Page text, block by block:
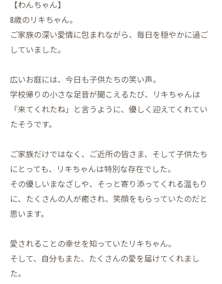
【わんちゃん】
8歳のリキちゃん。
ご家族の深い愛情に包まれながら、毎日を穏やかに過ご
していました。
広いお庭には、今日も子供たちの笑い声。
学校帰りの小さな足音が聞こえるたび、リキちゃんは
「来てくれたね」と言うように、優しく迎えてくれてい
たそうです。
ご家族だけではなく、ご近所の皆さま、そして子供たち
にとっても、リキちゃんは特別な存在でした。
その優しいまなざしや、そっと寄り添ってくれる温もり
に、たくさんの人が癒され、笑顔をもらっていたのだと
思います。
愛されることの幸せを知っていたリキちゃん。
そして、自分もまた、たくさんの愛を届けてくれまし
た。